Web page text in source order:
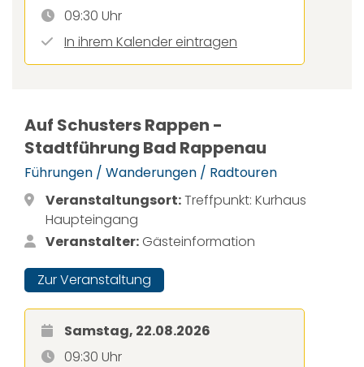
09:30 Uhr
In ihrem Kalender eintragen
Auf Schusters Rappen -
Stadtführung Bad Rappenau
Führungen / Wanderungen / Radtouren
Veranstaltungsort:Treffpunkt: Kurhaus
Haupteingang
Veranstalter: Gästeinformation
Zur Veranstaltung
Samstag, 22.08.2026
09:30 Uhr